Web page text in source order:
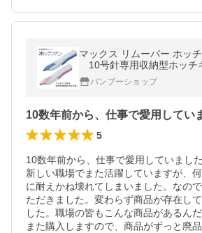
マックス リムーバー ホッ
10号針専用収納型ホッチ
（除針器）
バンブーショップ
5
10数年前から、仕事で愛用していました
新しい職場でまた活躍していますが、
に耐えかね壊れてしまいました。なの
ただきました。変わらず商品が存在し
した。職場の皆もこんな商品があるん
また購入しますので、商品がずっと廃